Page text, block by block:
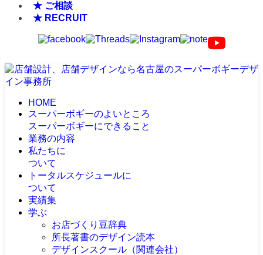
★ ご相談
★ RECRUIT
HOME
スーパーボギーのよいところ
スーパーボギーにできること
業務の内容
私たちに
ついて
トータルスケジュールに
ついて
実績集
学ぶ
お店づくり豆辞典
所長著書のデザイン読本
デザインスクール（関連会社）